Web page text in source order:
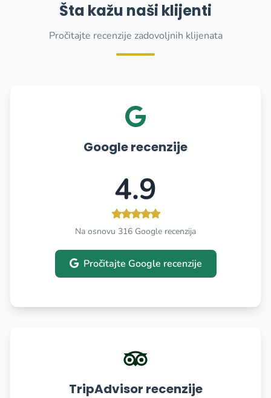
Šta kažu naši klijenti
Pročitajte recenzije zadovoljnih klijenata
Google recenzije
4.9
Na osnovu 316 Google recenzija
Pročitajte Google recenzije
TripAdvisor recenzije